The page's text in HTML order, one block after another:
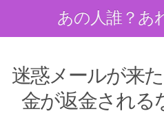
あの人誰？あ
迷惑メールが来
金が返金される